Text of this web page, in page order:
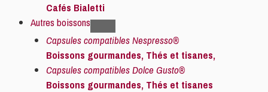
Cafés Bialetti
Autres boissons
Capsules compatibles Nespresso®
Boissons gourmandes, Thés et tisanes,
Capsules compatibles Dolce Gusto®
Boissons gourmandes, Thés et tisanes